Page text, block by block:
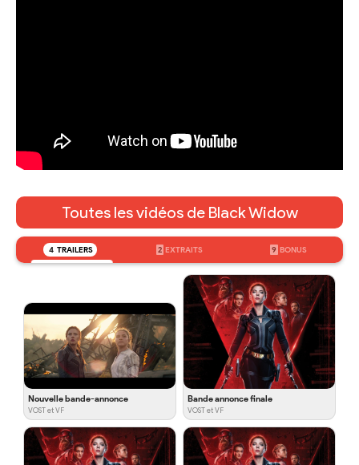
Toutes les vidéos de Black Widow
4 TRAILERS 2 EXTRAITS 9 BONUS
Nouvelle bande-annonce
VOST et VF
Bande annonce finale
VOST et VF